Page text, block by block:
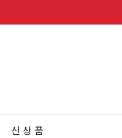
신 상 품